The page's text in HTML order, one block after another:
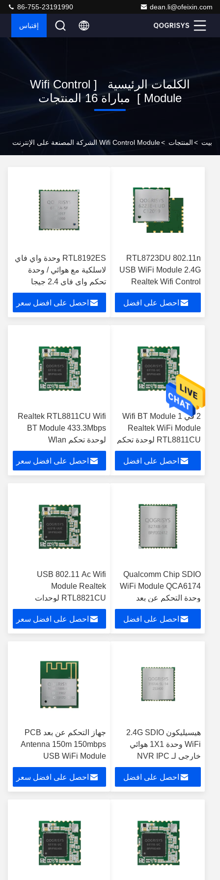
dean.li@ofeixin.com
86-755-23191990
إقتباس
الكلمات الرئيسية [ Wifi Control
Module ] مباراة 16 المنتجات
بيت >المنتجات >Wifi Control Module الشركة المصنعة على الإنترنت
RTL8723DU 802.11n
USB WiFi Module 2.4G
Realtek Wifi Control
Module
احصل على افضل
RTL8192ES وحدة واي فاي
لاسلكية مع هوائي / وحدة
تحكم واي فاي 2.4 جيجا
احصل على افضل سعر
2 في 1 Wifi BT Module
Realtek WiFi Module
RTL8811CU لوحدة تحكم
Wlan
احصل على افضل
Realtek RTL8811CU Wifi
BT Module 433.3Mbps
لوحدة تحكم Wlan
احصل على افضل سعر
Qualcomm Chip SDIO
WiFi Module QCA6174
وحدة التحكم عن بعد
2T2R الهوائي
احصل على افضل
USB 802.11 Ac Wifi
Module Realtek
RTL8821CU لوحدات
التحكم الصناعية
احصل على افضل سعر
هيسيليكون 2.4G SDIO
WiFi وحدة 1X1 هوائي
خارجي لـ NVR IPC
احصل على افضل
جهاز التحكم عن بعد PCB
Antenna 150m 150mbps
USB WiFi Module
احصل على افضل سعر